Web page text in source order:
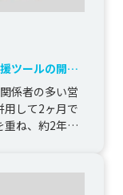
ツールの開発
係者の多い営
用して2ヶ月で
重ね、約2年間